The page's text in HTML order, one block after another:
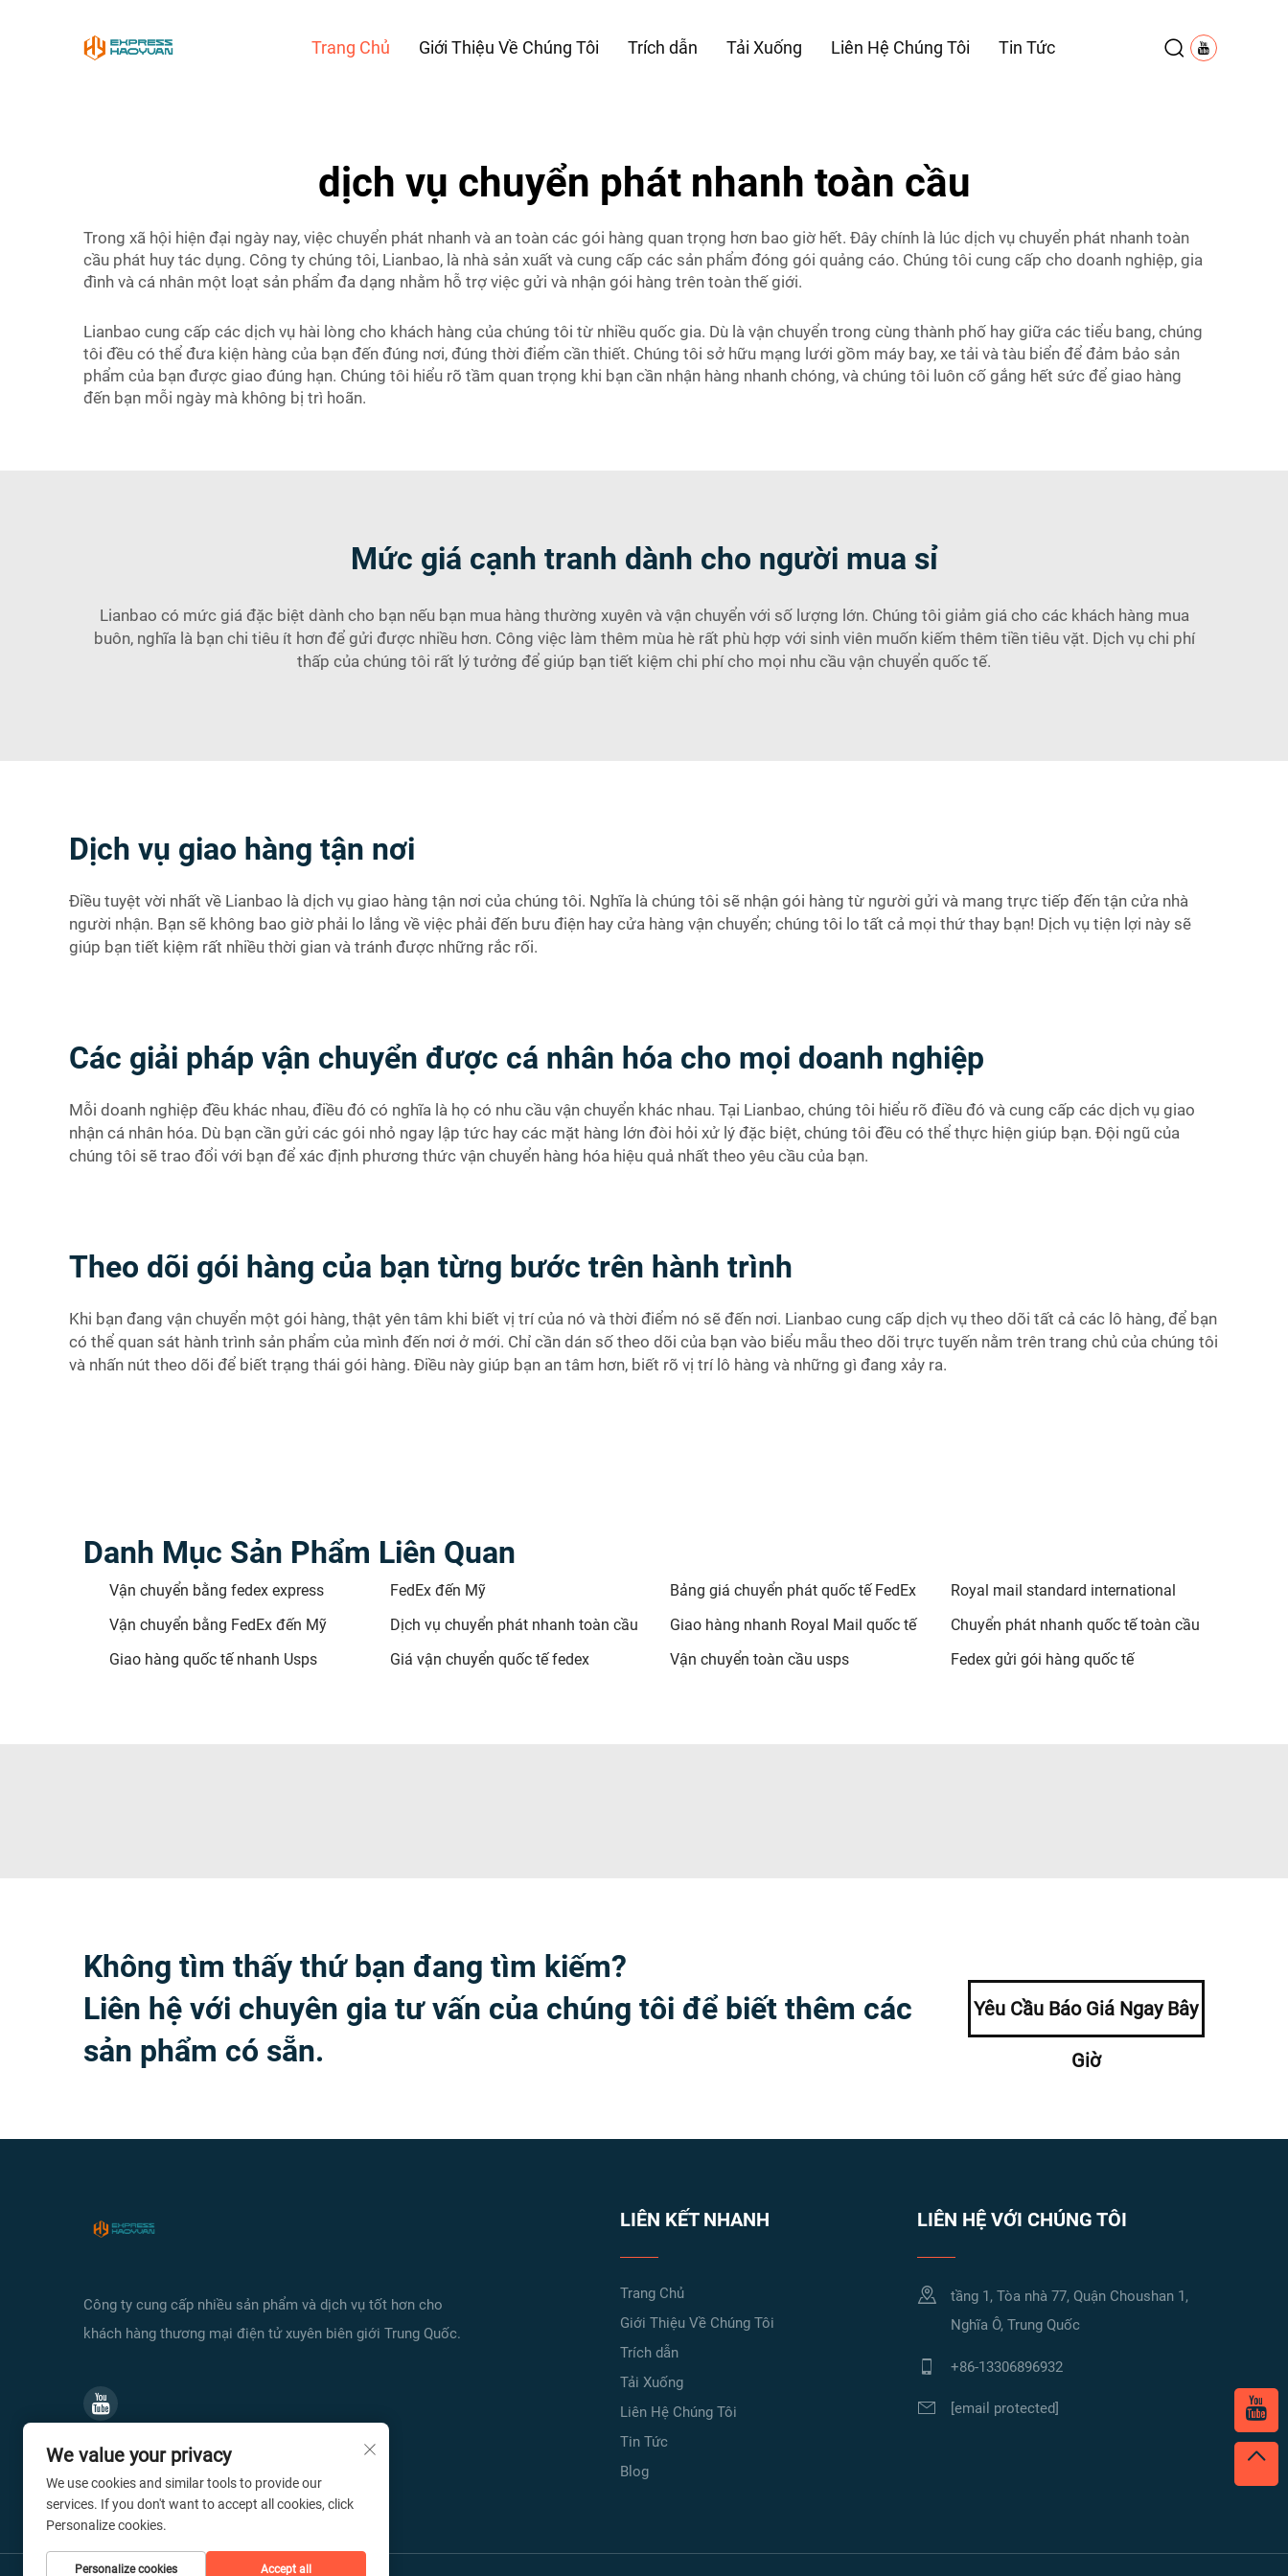
Trang Chủ Giới Thiệu Về Chúng Tôi Trích dẫn Tải Xuống Liên Hệ Chúng Tôi Tin Tức
dịch vụ chuyển phát nhanh toàn cầu
Trong xã hội hiện đại ngày nay, việc chuyển phát nhanh và an toàn các gói hàng quan trọng hơn bao giờ hết. Đây chính là lúc dịch vụ chuyển phát nhanh toàn
cầu phát huy tác dụng. Công ty chúng tôi, Lianbao, là nhà sản xuất và cung cấp các sản phẩm đóng gói quảng cáo. Chúng tôi cung cấp cho doanh nghiệp, gia
đình và cá nhân một loạt sản phẩm đa dạng nhằm hỗ trợ việc gửi và nhận gói hàng trên toàn thế giới.
Lianbao cung cấp các dịch vụ hài lòng cho khách hàng của chúng tôi từ nhiều quốc gia. Dù là vận chuyển trong cùng thành phố hay giữa các tiểu bang, chúng
tôi đều có thể đưa kiện hàng của bạn đến đúng nơi, đúng thời điểm cần thiết. Chúng tôi sở hữu mạng lưới gồm máy bay, xe tải và tàu biển để đảm bảo sản
phẩm của bạn được giao đúng hạn. Chúng tôi hiểu rõ tầm quan trọng khi bạn cần nhận hàng nhanh chóng, và chúng tôi luôn cố gắng hết sức để giao hàng
đến bạn mỗi ngày mà không bị trì hoãn.
Mức giá cạnh tranh dành cho người mua sỉ
Lianbao có mức giá đặc biệt dành cho bạn nếu bạn mua hàng thường xuyên và vận chuyển với số lượng lớn. Chúng tôi giảm giá cho các khách hàng mua
buôn, nghĩa là bạn chi tiêu ít hơn để gửi được nhiều hơn. Công việc làm thêm mùa hè rất phù hợp với sinh viên muốn kiếm thêm tiền tiêu vặt. Dịch vụ chi phí
thấp của chúng tôi rất lý tưởng để giúp bạn tiết kiệm chi phí cho mọi nhu cầu vận chuyển quốc tế.
Dịch vụ giao hàng tận nơi
Điều tuyệt vời nhất về Lianbao là dịch vụ giao hàng tận nơi của chúng tôi. Nghĩa là chúng tôi sẽ nhận gói hàng từ người gửi và mang trực tiếp đến tận cửa nhà
người nhận. Bạn sẽ không bao giờ phải lo lắng về việc phải đến bưu điện hay cửa hàng vận chuyển; chúng tôi lo tất cả mọi thứ thay bạn! Dịch vụ tiện lợi này sẽ
giúp bạn tiết kiệm rất nhiều thời gian và tránh được những rắc rối.
Các giải pháp vận chuyển được cá nhân hóa cho mọi doanh nghiệp
Mỗi doanh nghiệp đều khác nhau, điều đó có nghĩa là họ có nhu cầu vận chuyển khác nhau. Tại Lianbao, chúng tôi hiểu rõ điều đó và cung cấp các dịch vụ giao
nhận cá nhân hóa. Dù bạn cần gửi các gói nhỏ ngay lập tức hay các mặt hàng lớn đòi hỏi xử lý đặc biệt, chúng tôi đều có thể thực hiện giúp bạn. Đội ngũ của
chúng tôi sẽ trao đổi với bạn để xác định phương thức vận chuyển hàng hóa hiệu quả nhất theo yêu cầu của bạn.
Theo dõi gói hàng của bạn từng bước trên hành trình
Khi bạn đang vận chuyển một gói hàng, thật yên tâm khi biết vị trí của nó và thời điểm nó sẽ đến nơi. Lianbao cung cấp dịch vụ theo dõi tất cả các lô hàng, để bạn
có thể quan sát hành trình sản phẩm của mình đến nơi ở mới. Chỉ cần dán số theo dõi của bạn vào biểu mẫu theo dõi trực tuyến nằm trên trang chủ của chúng tôi
và nhấn nút theo dõi để biết trạng thái gói hàng. Điều này giúp bạn an tâm hơn, biết rõ vị trí lô hàng và những gì đang xảy ra.
Danh Mục Sản Phẩm Liên Quan
Vận chuyển bằng fedex express FedEx đến Mỹ Bảng giá chuyển phát quốc tế FedEx
Royal mail standard international
Vận chuyển bằng FedEx đến Mỹ
Dịch vụ chuyển phát nhanh toàn cầu Giao hàng nhanh Royal Mail quốc tế
Chuyển phát nhanh quốc tế toàn cầu
Giao hàng quốc tế nhanh Usps
Giá vận chuyển quốc tế fedex Vận chuyển toàn cầu usps Fedex gửi gói hàng quốc tế
Không tìm thấy thứ bạn đang tìm kiếm?
Liên hệ với chuyên gia tư vấn của chúng tôi để biết thêm các
sản phẩm có sẵn.
Yêu Cầu Báo Giá Ngay Bây
Giờ
Công ty cung cấp nhiều sản phẩm và dịch vụ tốt hơn cho
khách hàng thương mại điện tử xuyên biên giới Trung Quốc.
LIÊN KẾT NHANH
Trang Chủ
Giới Thiệu Về Chúng Tôi
Trích dẫn
Tải Xuống
Liên Hệ Chúng Tôi
Tin Tức
Blog
LIÊN HỆ VỚI CHÚNG TÔI
tầng 1, Tòa nhà 77, Quận Choushan 1,
Nghĩa Ô, Trung Quốc
+86-13306896932
[email protected]
We value your privacy
We use cookies and similar tools to provide our
services. If you don't want to accept all cookies, click
Personalize cookies.
Personalize cookies Accept all